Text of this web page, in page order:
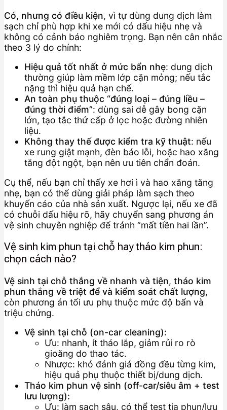
Có, nhưng có điều kiện, vì tự dùng dung dịch làm
sạch chỉ phù hợp khi xe mới có dấu hiệu nhẹ và
không có cảnh báo nghiêm trọng. Bạn nên cân nhắc
theo 3 lý do chính:
Hiệu quả tốt nhất ở mức bẩn nhẹ: dung dịch
thường giúp làm mềm lớp cặn mỏng; nếu tắc
nặng thì hiệu quả hạn chế.
An toàn phụ thuộc “đúng loại – đúng liều –
đúng thời điểm”: dùng sai dễ gây bong cặn
lớn, tạo tắc thứ cấp ở lọc hoặc đường nhiên
liệu.
Không thay thế được kiểm tra kỹ thuật: nếu
xe rung giật mạnh, đèn báo lỗi, hoặc hao xăng
tăng đột ngột, bạn nên ưu tiên chẩn đoán.
Cụ thể, nếu bạn chỉ thấy xe hơi ì và hao xăng tăng
nhẹ, bạn có thể dùng giải pháp làm sạch theo
khuyến cáo của nhà sản xuất. Ngược lại, nếu xe đã
có chuỗi dấu hiệu rõ, hãy chuyển sang phương án
vệ sinh chuyên nghiệp để tránh “mất tiền hai lần”.
Vệ sinh kim phun tại chỗ hay tháo kim phun:
chọn cách nào?
Vệ sinh tại chỗ thắng về nhanh và tiện, tháo kim
phun thắng về triệt để và kiểm soát chất lượng,
còn phương án tối ưu phụ thuộc mức độ bẩn và
triệu chứng.
Vệ sinh tại chỗ (on-car cleaning):
Ưu: nhanh, ít tháo lắp, giảm rủi ro rò
gioăng do thao tác.
Nhược: khó đánh giá đồng đều từng kim,
hiệu quả phụ thuộc thiết bị/dung dịch.
Tháo kim phun vệ sinh (off-car/siêu âm + test
lưu lượng):
Ưu: làm sạch sâu, có thể test tia phun/lưu